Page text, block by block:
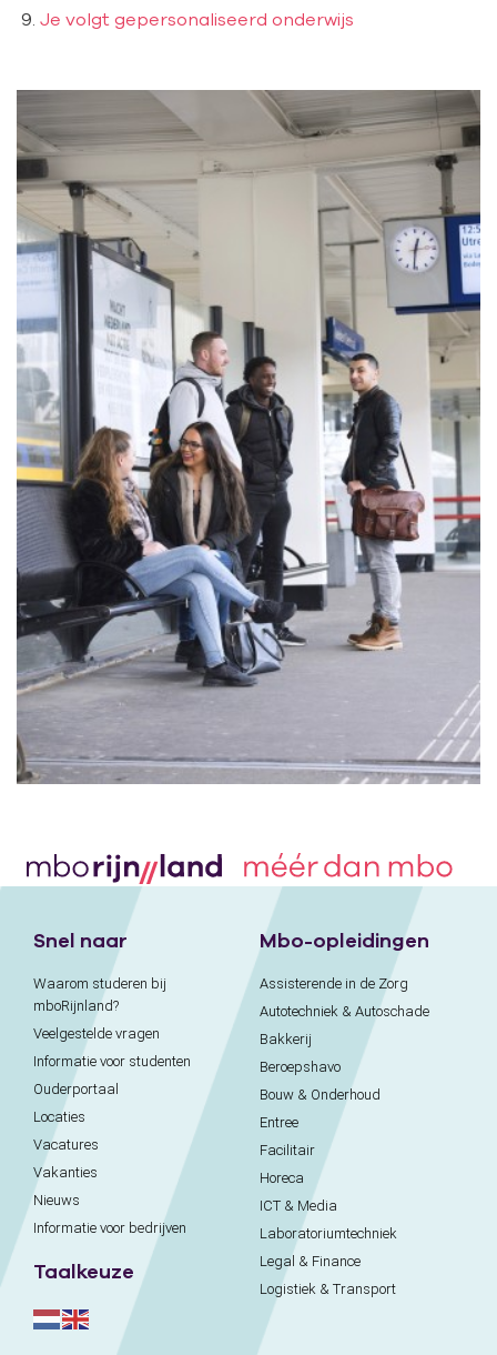
Je volgt gepersonaliseerd onderwijs
Snel naar
Waarom studeren bij
mboRijnland?
Veelgestelde vragen
Informatie voor studenten
Ouderportaal
Locaties
Vacatures
Vakanties
Nieuws
Informatie voor bedrijven
Taalkeuze
Mbo-opleidingen
Assisterende in de Zorg
Autotechniek & Autoschade
Bakkerij
Beroepshavo
Bouw & Onderhoud
Entree
Facilitair
Horeca
ICT & Media
Laboratoriumtechniek
Legal & Finance
Logistiek & Transport